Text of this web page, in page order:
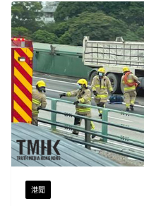
港聞